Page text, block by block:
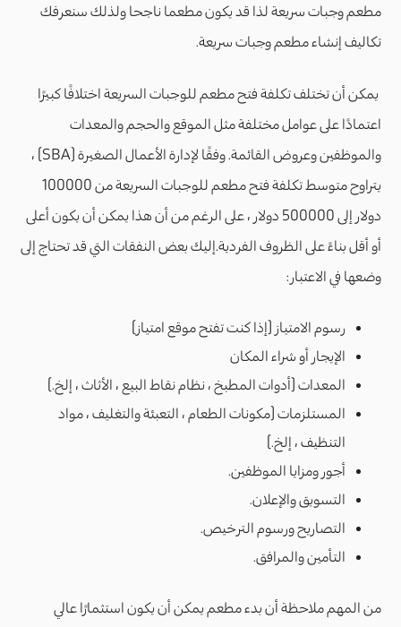
مطعم وجبات سريعة لذا قد يكون مطعما ناجحا ولذلك سنعرفك
تكاليف إنشاء مطعم وجبات سريعة.
يمكن أن تختلف تكلفة فتح مطعم للوجبات السريعة اختلافًا كبيرًا
اعتمادًا على عوامل مختلفة مثل الموقع والحجم والمعدات
والموظفين وعروض القائمة. وفقًا لإدارة الأعمال الصغيرة (SBA) ،
يتراوح متوسط ​​تكلفة فتح مطعم للوجبات السريعة من 100000
دولار إلى 500000 دولار ، على الرغم من أن هذا يمكن أن يكون أعلى
أو أقل بناءً على الظروف الفردية.إليك بعض النفقات التي قد تحتاج إلى
وضعها في الاعتبار:
رسوم الامتياز (إذا كنت تفتح موقع امتياز)
الإيجار أو شراء المكان
المعدات (أدوات المطبخ ، نظام نقاط البيع ، الأثاث ، إلخ.)
المستلزمات (مكونات الطعام ، التعبئة والتغليف ، مواد
التنظيف ، إلخ.)
أجور ومزايا الموظفين.
التسويق والإعلان.
التصاريح ورسوم الترخيص.
التأمين والمرافق.
من المهم ملاحظة أن بدء مطعم يمكن أن يكون استثمارًا عالي